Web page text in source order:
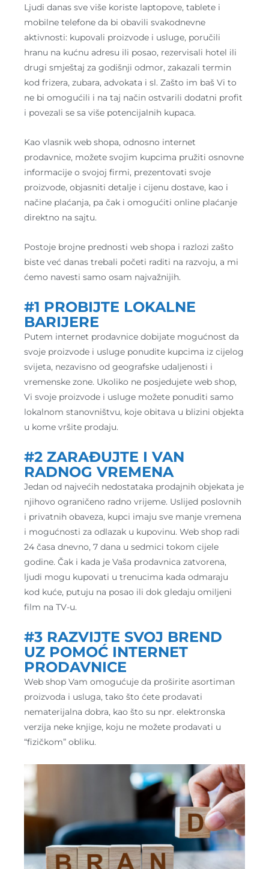
Ljudi danas sve više koriste laptopove, tablete i
mobilne telefone da bi obavili svakodnevne
aktivnosti: kupovali proizvode i usluge, poručili
hranu na kućnu adresu ili posao, rezervisali hotel ili
drugi smještaj za godišnji odmor, zakazali termin
kod frizera, zubara, advokata i sl. Zašto im baš Vi to
ne bi omogućili i na taj način ostvarili dodatni profit
i povezali se sa više potencijalnih kupaca.
Kao vlasnik web shopa, odnosno internet
prodavnice, možete svojim kupcima pružiti osnovne
informacije o svojoj firmi, prezentovati svoje
proizvode, objasniti detalje i cijenu dostave, kao i
načine plaćanja, pa čak i omogućiti online plaćanje
direktno na sajtu.
Postoje brojne prednosti web shopa i razlozi zašto
biste već danas trebali početi raditi na razvoju, a mi
ćemo navesti samo osam najvažnijih.
#1 PROBIJTE LOKALNE
BARIJERE
Putem internet prodavnice dobijate mogućnost da
svoje proizvode i usluge ponudite kupcima iz cijelog
svijeta, nezavisno od geografske udaljenosti i
vremenske zone. Ukoliko ne posjedujete web shop,
Vi svoje proizvode i usluge možete ponuditi samo
lokalnom stanovništvu, koje obitava u blizini objekta
u kome vršite prodaju.
#2 ZARAĐUJTE I VAN
RADNOG VREMENA
Jedan od najvećih nedostataka prodajnih objekata je
njihovo ograničeno radno vrijeme. Uslijed poslovnih
i privatnih obaveza, kupci imaju sve manje vremena
i mogućnosti za odlazak u kupovinu. Web shop radi
24 časa dnevno, 7 dana u sedmici tokom cijele
godine. Čak i kada je Vaša prodavnica zatvorena,
ljudi mogu kupovati u trenucima kada odmaraju
kod kuće, putuju na posao ili dok gledaju omiljeni
film na TV-u.
#3 RAZVIJTE SVOJ BREND
UZ POMOĆ INTERNET
PRODAVNICE
Web shop Vam omogućuje da proširite asortiman
proizvoda i usluga, tako što ćete prodavati
nematerijalna dobra, kao što su npr. elektronska
verzija neke knjige, koju ne možete prodavati u
“fizičkom” obliku.